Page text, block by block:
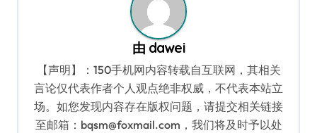
由 dawei
【声明】：150手机网内容转载自互联网，其相关
言论仅代表作者个人观点绝非权威，不代表本站立
场。如您发现内容存在版权问题，请提交相关链接
至邮箱：bqsm@foxmail.com，我们将及时予以处